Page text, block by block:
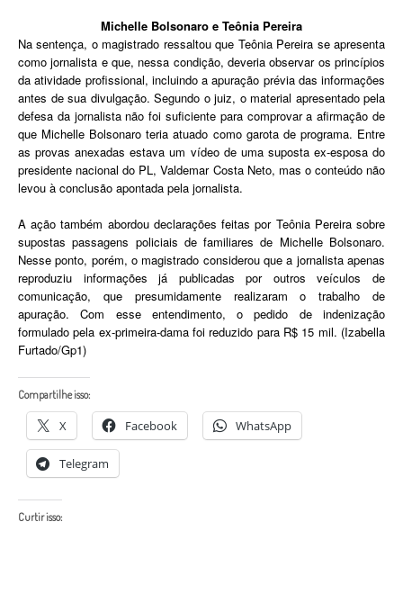
Michelle Bolsonaro e Teônia Pereira
Na sentença, o magistrado ressaltou que Teônia Pereira se apresenta
como jornalista e que, nessa condição, deveria observar os princípios
da atividade profissional, incluindo a apuração prévia das informações
antes de sua divulgação. Segundo o juiz, o material apresentado pela
defesa da jornalista não foi suficiente para comprovar a afirmação de
que Michelle Bolsonaro teria atuado como garota de programa. Entre
as provas anexadas estava um vídeo de uma suposta ex-esposa do
presidente nacional do PL, Valdemar Costa Neto, mas o conteúdo não
levou à conclusão apontada pela jornalista.
A ação também abordou declarações feitas por Teônia Pereira sobre
supostas passagens policiais de familiares de Michelle Bolsonaro.
Nesse ponto, porém, o magistrado considerou que a jornalista apenas
reproduziu informações já publicadas por outros veículos de
comunicação, que presumidamente realizaram o trabalho de
apuração. Com esse entendimento, o pedido de indenização
formulado pela ex-primeira-dama foi reduzido para R$ 15 mil. (Izabella
Furtado/Gp1)
Compartilhe isso:
X Facebook WhatsApp
Telegram
Curtir isso: